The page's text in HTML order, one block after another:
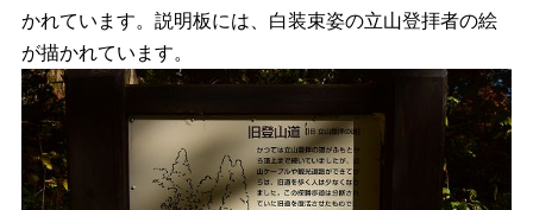
かれています。説明板には、白装束姿の立山登拝者の絵
が描かれています。